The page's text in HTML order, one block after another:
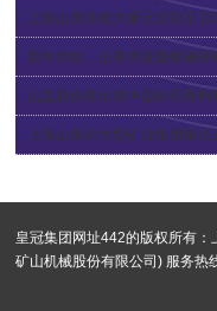
上海山美恭祝大家元旦快乐
新年伊始，山美弹簧圆锥破碎
上海山美向大型矿业集团输
皇冠集团网址442的版权所有
矿山机械股份有限公司) 服务热